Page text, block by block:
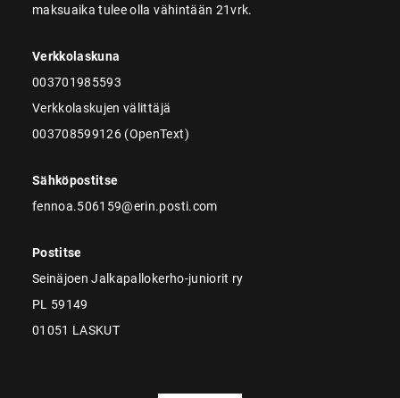
maksuaika tulee olla vähintään 21vrk.
Verkkolaskuna
003701985593
Verkkolaskujen välittäjä
003708599126 (OpenText)
Sähköpostitse
fennoa.506159@erin.posti.com
Postitse
Seinäjoen Jalkapallokerho-juniorit ry
PL 59149
01051 LASKUT